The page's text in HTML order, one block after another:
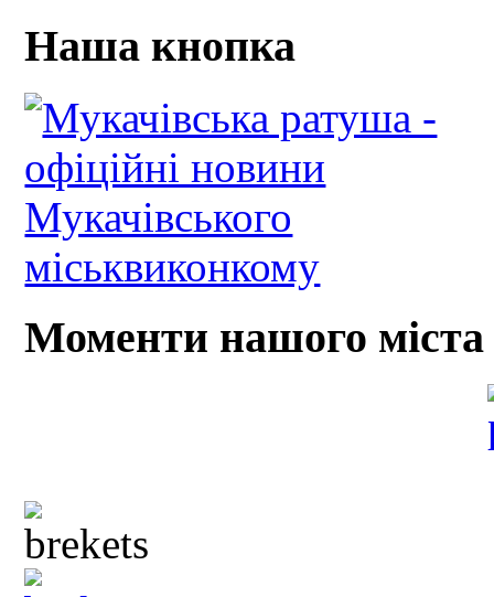
Наша кнопка
Моменти нашого міста